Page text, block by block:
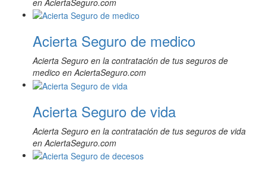
Acierta Seguro de medico
Acierta Seguro en la contratación de tus seguros de
medico en AciertaSeguro.com
Acierta Seguro de vida
Acierta Seguro en la contratación de tus seguros de vida
en AciertaSeguro.com